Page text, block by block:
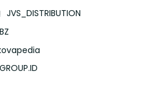
JVS_DISTRIBUTION